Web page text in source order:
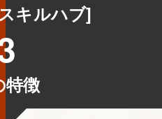
キルハブ]
特徴